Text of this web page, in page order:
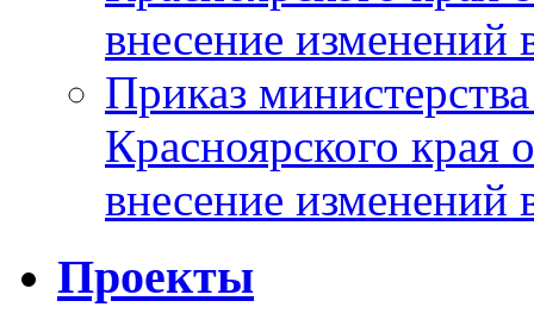
внесение изменений
Приказ
Красноярского
внесение изменений
Проекты